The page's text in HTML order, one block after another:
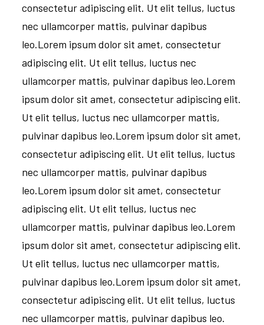
consectetur adipiscing elit. Ut elit tellus, luctus
nec ullamcorper mattis, pulvinar dapibus
leo.Lorem ipsum dolor sit amet, consectetur
adipiscing elit. Ut elit tellus, luctus nec
ullamcorper mattis, pulvinar dapibus leo.Lorem
ipsum dolor sit amet, consectetur adipiscing elit.
Ut elit tellus, luctus nec ullamcorper mattis,
pulvinar dapibus leo.Lorem ipsum dolor sit amet,
consectetur adipiscing elit. Ut elit tellus, luctus
nec ullamcorper mattis, pulvinar dapibus
leo.Lorem ipsum dolor sit amet, consectetur
adipiscing elit. Ut elit tellus, luctus nec
ullamcorper mattis, pulvinar dapibus leo.Lorem
ipsum dolor sit amet, consectetur adipiscing elit.
Ut elit tellus, luctus nec ullamcorper mattis,
pulvinar dapibus leo.Lorem ipsum dolor sit amet,
consectetur adipiscing elit. Ut elit tellus, luctus
nec ullamcorper mattis, pulvinar dapibus leo.